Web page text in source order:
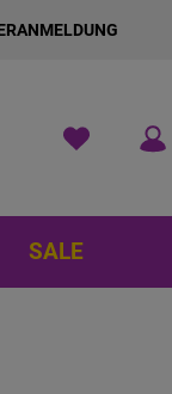
SALE